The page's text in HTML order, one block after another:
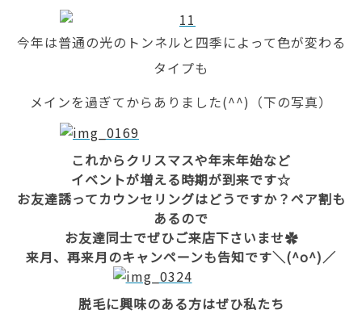
今年は普通の光のトンネルと四季によって色が変わる
タイプも
メインを過ぎてからありました(^^)（下の写真）
これからクリスマスや年末年始など
イベントが増える時期が到来です☆
お友達誘ってカウンセリングはどうですか？ペア割も
あるので
お友達同士でぜひご来店下さいませ✿
来月、再来月のキャンペーンも告知です＼(^o^)／
脱毛に興味のある方はぜひ私たち